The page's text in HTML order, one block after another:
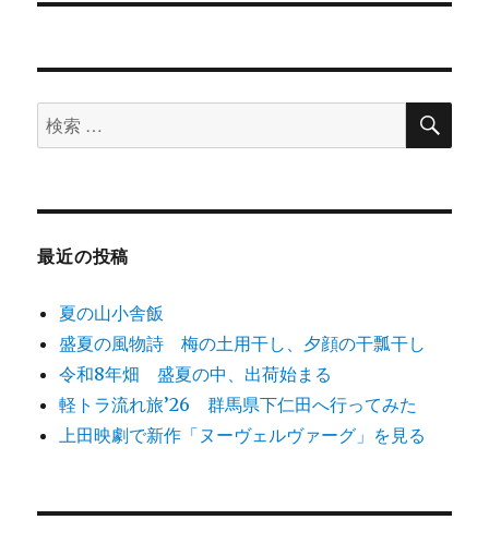
ン
投
検
索
象:
検
最近の投稿
夏の山小舎飯
盛夏の風物詩 梅の土用干し、夕顔の干瓢干し
令和8年畑 盛夏の中、出荷始まる
軽トラ流れ旅’26 群馬県下仁田へ行ってみた
上田映劇で新作「ヌーヴェルヴァーグ」を見る